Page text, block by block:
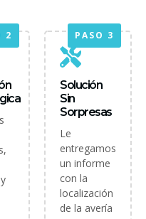
2 PASO 3
Solución
Sin
Sorpresas
Le
entregamos
un informe
con la
localización
de la avería